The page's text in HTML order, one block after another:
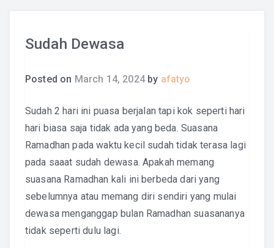
Sudah Dewasa
Posted on March 14, 2024by afatyo
Sudah 2 hari ini puasa berjalan tapi kok seperti hari
hari biasa saja tidak ada yang beda. Suasana
Ramadhan pada waktu kecil sudah tidak terasa lagi
pada saaat sudah dewasa. Apakah memang
suasana Ramadhan kali ini berbeda dari yang
sebelumnya atau memang diri sendiri yang mulai
dewasa menganggap bulan Ramadhan suasananya
tidak seperti dulu lagi.